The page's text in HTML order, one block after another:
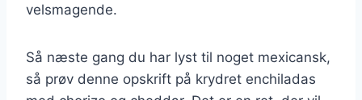
velsmagende.
Så næste gang du har lyst til noget mexicansk,
så prøv denne opskrift på krydret enchiladas